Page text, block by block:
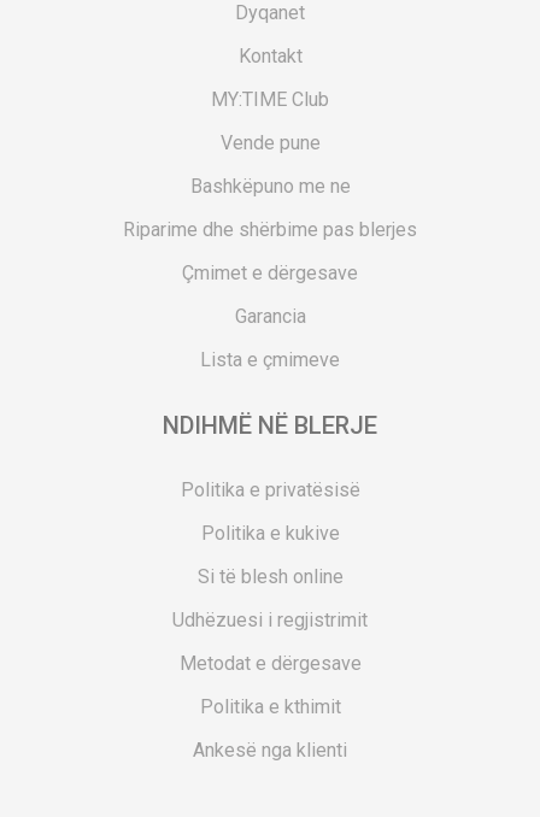
Dyqanet
Kontakt
MY:TIME Club
Vende pune
Bashkëpuno me ne
Riparime dhe shërbime pas blerjes
Çmimet e dërgesave
Garancia
Lista e çmimeve
NDIHMË NË BLERJE
Politika e privatësisë
Politika e kukive
Si të blesh online
Udhëzuesi i regjistrimit
Metodat e dërgesave
Politika e kthimit
Ankesë nga klienti